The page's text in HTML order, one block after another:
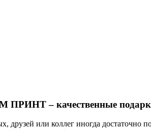
– качественные
друзей или коллег иногда